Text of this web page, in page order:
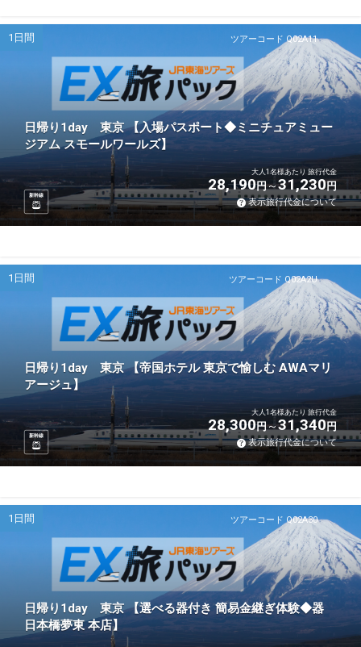
ツアーコード Q02A11
1日間
日帰り1day 東京 【入場パスポート◆ミニチュアミュー
ジアム スモールワールズ】
新幹線
大人1名様あたり 旅行代金
28,190円 31,230円
表示旅行代金について
ツアーコード Q02A2U
1日間
日帰り1day 東京 【帝国ホテル 東京で愉しむ AWAマリ
アージュ】
新幹線
大人1名様あたり 旅行代金
28,300円 31,340円
表示旅行代金について
ツアーコード Q02A30
1日間
日帰り1day 東京 【選べる器付き 簡易金継ぎ体験◆器
日本橋夢東 本店】